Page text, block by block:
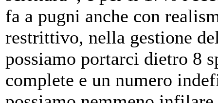
fa a pugni anche con
restrittivo, nella gestione
possiamo portarci dietro 8
complete e un numero